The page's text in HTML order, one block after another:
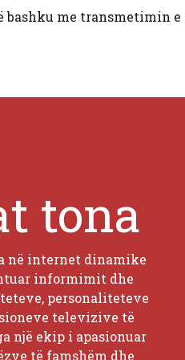
bashku me transmetimin
tona
në internet dinamike
informimit dhe
personaliteteve
televizive të
një ekip i apasionuar
të famshëm dhe